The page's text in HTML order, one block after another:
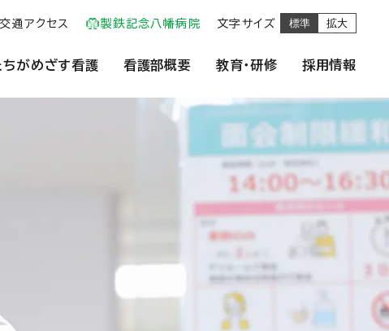
交通アクセス 製鉄記念八幡病院 文字サイズ 標準 拡大
ちがめざす看護 看護部概要 教育・研修 採用情報